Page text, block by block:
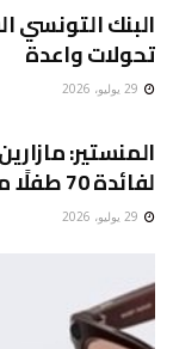
تحولات واعدة
لفائدة 70 طفلًا من الفوار